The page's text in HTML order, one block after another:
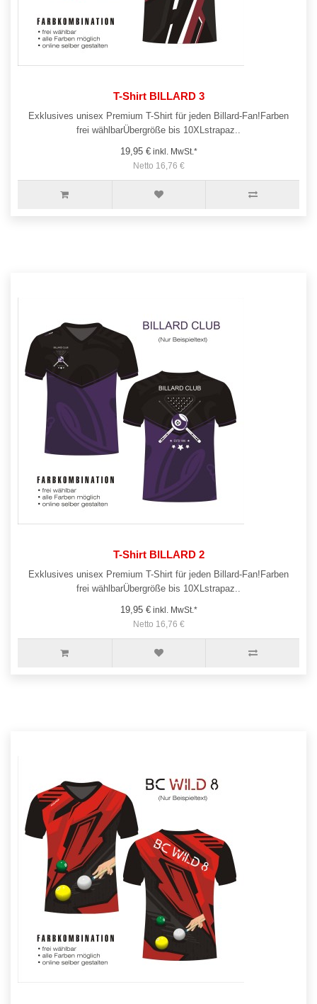
T-Shirt BILLARD 3
Exklusives unisex Premium T-Shirt für jeden Billard-Fan!Farben
frei wählbarÜbergröße bis 10XLstrapaz..
19,95 €inkl. MwSt.*
Netto 16,76 €
T-Shirt BILLARD 2
Exklusives unisex Premium T-Shirt für jeden Billard-Fan!Farben
frei wählbarÜbergröße bis 10XLstrapaz..
19,95 €inkl. MwSt.*
Netto 16,76 €